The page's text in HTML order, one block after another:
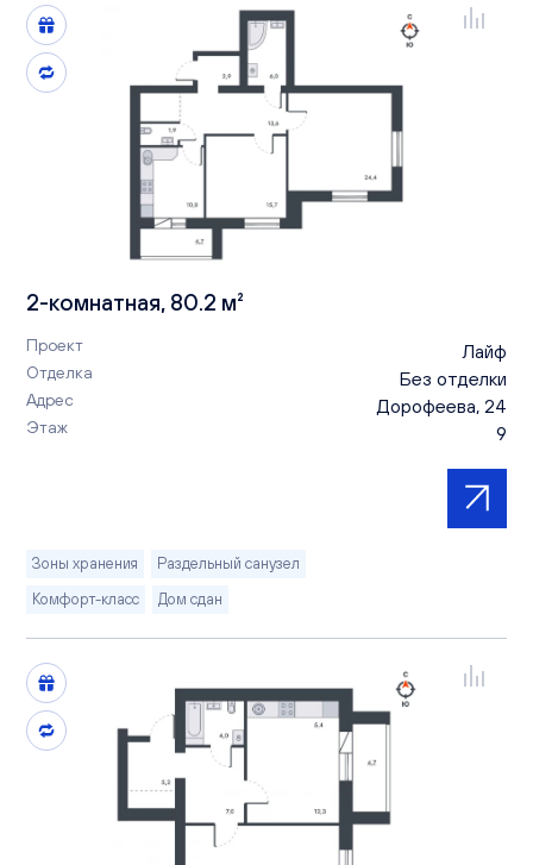
2-комнатная, 80.2 м²
Проект Лайф
Отделка Без отделки
Адрес Дорофеева, 24
Этаж 9
Зоны хранения
Раздельный санузел
Комфорт-класс
Дом сдан